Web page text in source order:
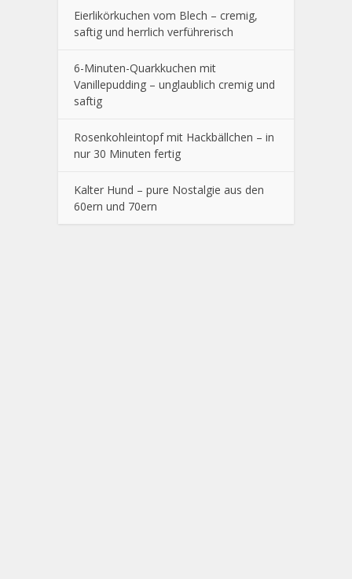
Eierlikörkuchen vom Blech – cremig,
saftig und herrlich verführerisch
6-Minuten-Quarkkuchen mit
Vanillepudding – unglaublich cremig und
saftig
Rosenkohleintopf mit Hackbällchen – in
nur 30 Minuten fertig
Kalter Hund – pure Nostalgie aus den
60ern und 70ern